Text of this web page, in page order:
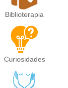
Biblioterapia
Curiosidades